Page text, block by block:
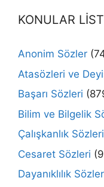
KONULAR
Anonim Sözler
Atasözleri ve
Başarı Sözleri
Bilim ve Bilgelik
Çalışkanlık Sözleri
Cesaret Sözleri
Dayanıklılık